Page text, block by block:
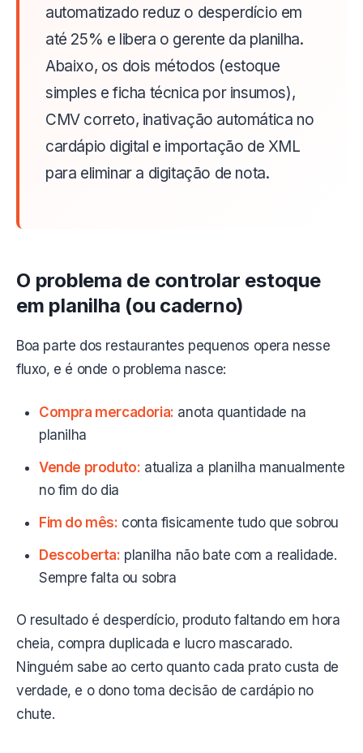
automatizado reduz o desperdício em
até 25% e libera o gerente da planilha.
Abaixo, os dois métodos (estoque
simples e ficha técnica por insumos),
CMV correto, inativação automática no
cardápio digital e importação de XML
para eliminar a digitação de nota.
O problema de controlar estoque
em planilha (ou caderno)
Boa parte dos restaurantes pequenos opera nesse
fluxo, e é onde o problema nasce:
Compra mercadoria: anota quantidade na
planilha
Vende produto: atualiza a planilha manualmente
no fim do dia
Fim do mês: conta fisicamente tudo que sobrou
Descoberta: planilha não bate com a realidade.
Sempre falta ou sobra
O resultado é desperdício, produto faltando em hora
cheia, compra duplicada e lucro mascarado.
Ninguém sabe ao certo quanto cada prato custa de
verdade, e o dono toma decisão de cardápio no
chute.